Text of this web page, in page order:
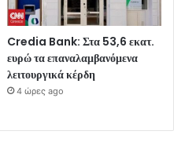
Credia Bank: Στα 53,6 εκατ.
ευρώ τα επαναλαμβανόμενα
λειτουργικά κέρδη
4 ώρες ago